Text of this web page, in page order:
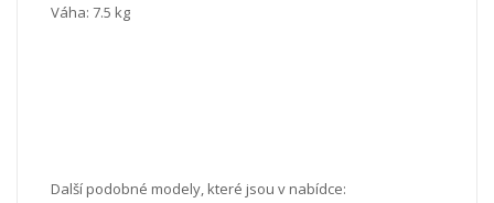
Váha: 7.5 kg
Další podobné modely, které jsou v nabídce: